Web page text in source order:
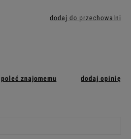
dodaj do przechowalni
poleć znajomemu dodaj opinię